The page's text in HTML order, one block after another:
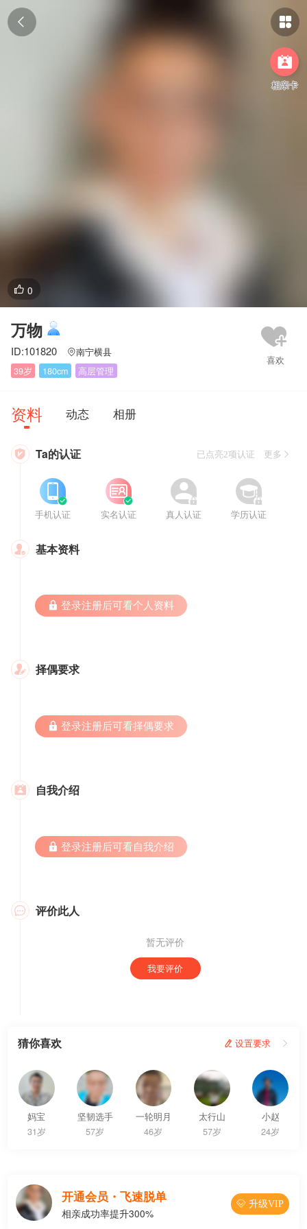
 

相亲卡
 0
万物
ID:101820 南宁横县
39岁
180cm 高层管理
资料 动态 相册
 Ta的认证 已点亮2项认证 更多

手机认证


实名认证


真人认证


学历认证
 基本资料
 登录注册后可看个人资料
 择偶要求
 登录注册后可看择偶要求
 自我介绍
 登录注册后可看自我介绍
 评价此人
暂无评价
我要评价
猜你喜欢  设置要求 
妈宝
31岁
坚韧选手
57岁
一轮明月
46岁
太行山
57岁
小赵
24岁
开通会员・飞速脱单
相亲成功率提升300%
 升级VIP